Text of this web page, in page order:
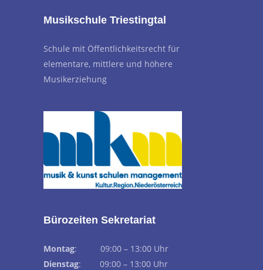
Musikschule Triestingtal
Schule mit Öffentlichkeitsrecht für
elementare, mittlere und höhere
Musikerziehung
Bürozeiten Sekretariat
Montag: 09:00 – 13:00 Uhr
Dienstag: 09:00 – 13:00 Uhr